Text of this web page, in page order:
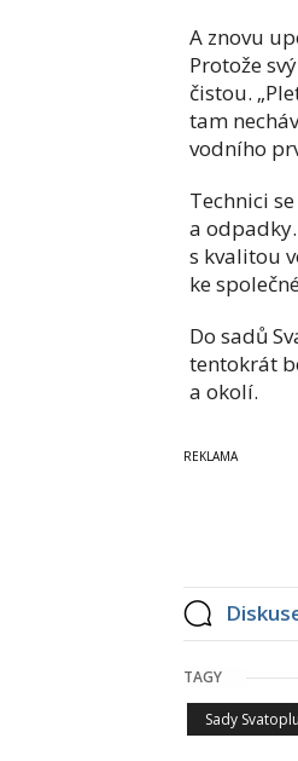
A znovu
Protože
čistou.
tam
vodního
Technici
a
s kvalitou
ke
Do sadů
tentokrát
a okolí.
TAGY
Sady